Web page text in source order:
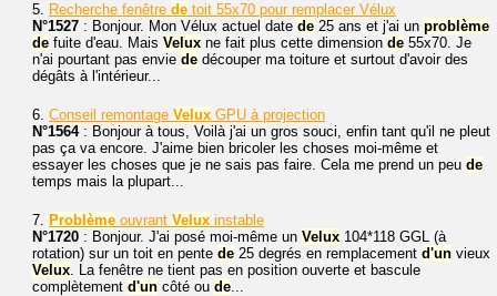
5. Recherche fenêtre de toit 55x70 pour remplacer Vélux
N°1527 : Bonjour. Mon Vélux actuel date de 25 ans et j'ai un problème
de fuite d'eau. Mais Velux ne fait plus cette dimension de 55x70. Je
n'ai pourtant pas envie de découper ma toiture et surtout d'avoir des
dégâts à l'intérieur...
6. Conseil remontage Velux GPU à projection
N°1564: Bonjour à tous, Voilà j'ai un gros souci, enfin tant qu'il ne pleut
pas ça va encore. J'aime bien bricoler les choses moi-même et
essayer les choses que je ne sais pas faire. Cela me prend un peu de
temps mais la plupart...
7. Problème ouvrant Velux instable
N°1720 : Bonjour. J'ai posé moi-même un Velux 104*118 GGL (à
rotation) sur un toit en pente de 25 degrés en remplacement d'un vieux
Velux. La fenêtre ne tient pas en position ouverte et bascule
complètement d'un côté ou de...